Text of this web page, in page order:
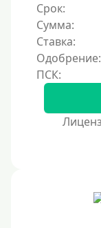
Без документов
По ИНН
По
По военному
По
По СНИЛСу
Срок:
Сумма:
Ставка:
Одобрение: